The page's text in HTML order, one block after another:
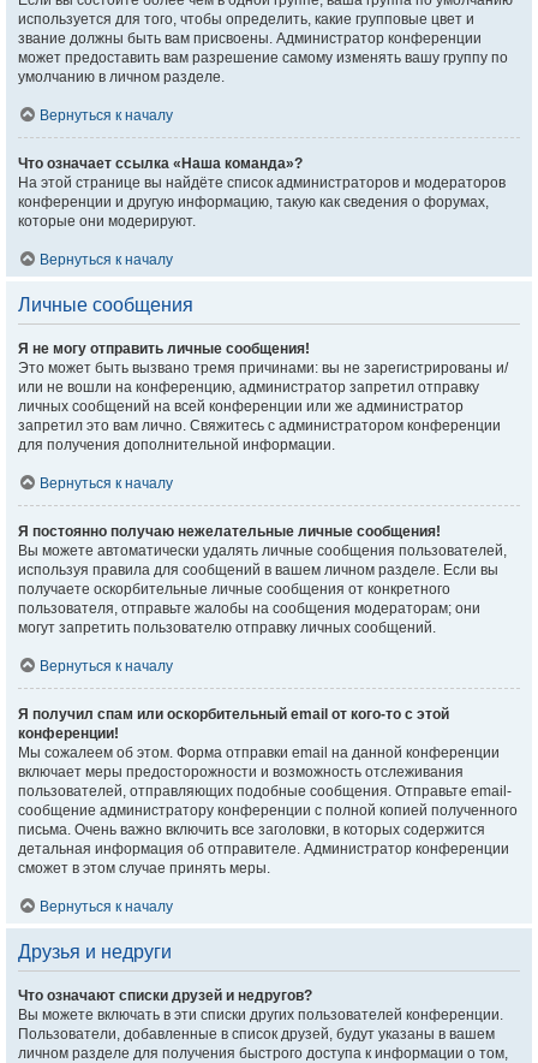
используется для того, чтобы определить, какие групповые цвет и
звание должны быть вам присвоены. Администратор конференции
может предоставить вам разрешение самому изменять вашу группу по
умолчанию в личном разделе.
Вернуться к началу
Что означает ссылка «Наша команда»?
На этой странице вы найдёте список администраторов и модераторов
конференции и другую информацию, такую как сведения о форумах,
которые они модерируют.
Вернуться к началу
Личные сообщения
Я не могу отправить личные сообщения!
Это может быть вызвано тремя причинами: вы не зарегистрированы и/
или не вошли на конференцию, администратор запретил отправку
личных сообщений на всей конференции или же администратор
запретил это вам лично. Свяжитесь с администратором конференции
для получения дополнительной информации.
Вернуться к началу
Я постоянно получаю нежелательные личные сообщения!
Вы можете автоматически удалять личные сообщения пользователей,
используя правила для сообщений в вашем личном разделе. Если вы
получаете оскорбительные личные сообщения от конкретного
пользователя, отправьте жалобы на сообщения модераторам; они
могут запретить пользователю отправку личных сообщений.
Вернуться к началу
Я получил спам или оскорбительный email от кого-то с этой
конференции!
Мы сожалеем об этом. Форма отправки email на данной конференции
включает меры предосторожности и возможность отслеживания
пользователей, отправляющих подобные сообщения. Отправьте email-
сообщение администратору конференции с полной копией полученного
письма. Очень важно включить все заголовки, в которых содержится
детальная информация об отправителе. Администратор конференции
сможет в этом случае принять меры.
Вернуться к началу
Друзья и недруги
Что означают списки друзей и недругов?
Вы можете включать в эти списки других пользователей конференции.
Пользователи, добавленные в список друзей, будут указаны в вашем
личном разделе для получения быстрого доступа к информации о том,